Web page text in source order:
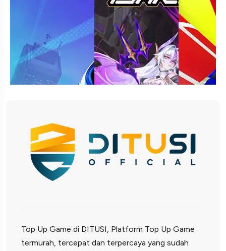
Top Up Game di DITUSI, Platform Top Up Game
termurah, tercepat dan terpercaya yang sudah